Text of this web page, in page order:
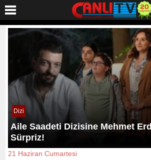
Dizi
Aile Saadeti Dizisine Mehmet
Sürpriz!
21 Haziran Cumartesi